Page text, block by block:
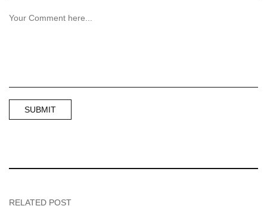
RELATED POST